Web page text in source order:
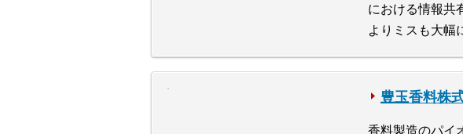
における情報共
よりミスも大幅
豊玉香料株
香料製造のパイ